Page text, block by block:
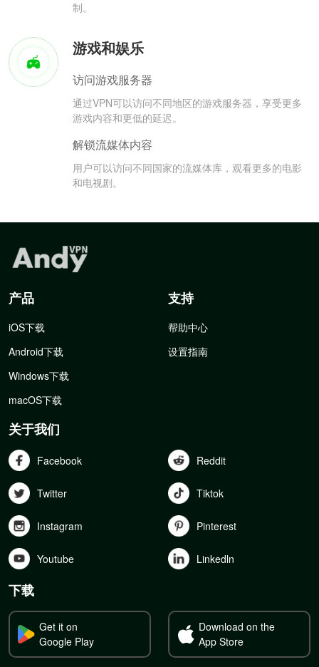
制。
游戏和娱乐
访问游戏服务器
通过VPN可以访问不同地区的游戏服务器，享受更多
游戏内容和更低的延迟。
解锁流媒体内容
用户可以访问不同国家的流媒体库，观看更多的电影
和电视剧。
产品
iOS下载
Android下载
Windows下载
macOS下载
支持
帮助中心
设置指南
关于我们
Facebook Reddit
Twitter Tiktok
Instagram Pinterest
Youtube Linkedln
下载
Get it on
Google Play
Download on the
App Store